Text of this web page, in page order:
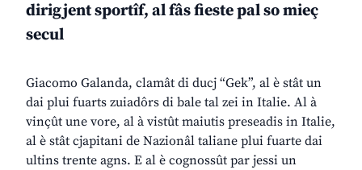
dirigjent sportîf, al fâs fieste pal so mieç
secul
Giacomo Galanda, clamât di ducj “Gek”, al è stât un
dai plui fuarts zuiadôrs di bale tal zei in Italie. Al à
vinçût une vore, al à vistût maiutis preseadis in Italie,
al è stât cjapitani de Nazionâl taliane plui fuarte dai
ultins trente agns. E al è cognossût par jessi un